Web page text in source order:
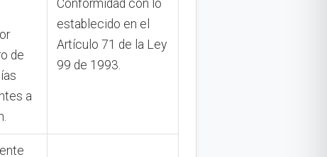
de
a
Conformidad con lo
establecido en el
Artículo 71 de la Ley
99 de 1993.